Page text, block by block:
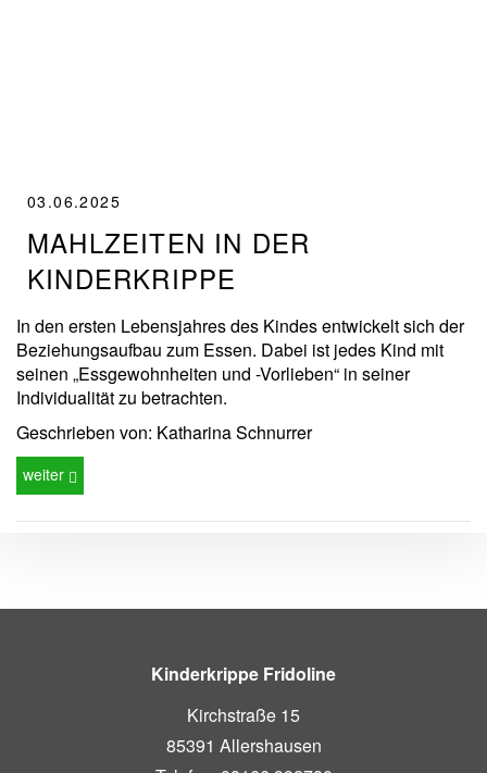
03.06.2025
MAHLZEITEN IN DER
KINDERKRIPPE
In den ersten Lebensjahres des Kindes entwickelt sich der
Beziehungsaufbau zum Essen. Dabei ist jedes Kind mit
seinen „Essgewohnheiten und -Vorlieben“ in seiner
Individualität zu betrachten.
Geschrieben von: Katharina Schnurrer
weiter
Kinderkrippe Fridoline
Kirchstraße 15
85391 Allershausen